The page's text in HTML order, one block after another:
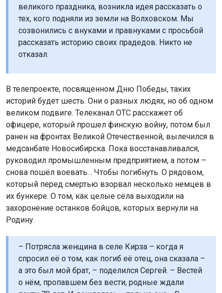
великого праздника, возникла идея рассказать о
тех, кого подняли из земли на Волховском. Мы
созвонились с внуками и правнуками с просьбой
рассказать историю своих прадедов. Никто не
отказал.
В телепроекте, посвященном Дню Победы, таких
историй будет шесть. Они о разных людях, но об одном
великом подвиге. Телеканал ОТС расскажет об
офицере, который прошел финскую войну, потом был
ранен на фронтах Великой Отечественной, вылечился в
медсанбате Новосибирска. Пока восстанавливался,
руководил промышленным предприятием, а потом –
снова пошёл воевать… Чтобы погибнуть. О рядовом,
который перед смертью взорвал несколько немцев в
их бункере. О том, как целые сёла выходили на
захоронение останков бойцов, которых вернули на
Родину.
– Потрясла женщина в селе Кирза – когда я
спросил её о том, как погиб её отец, она сказала –
а это был мой брат, – поделился Сергей. – Вестей
о нём, пропавшем без вести, родные ждали